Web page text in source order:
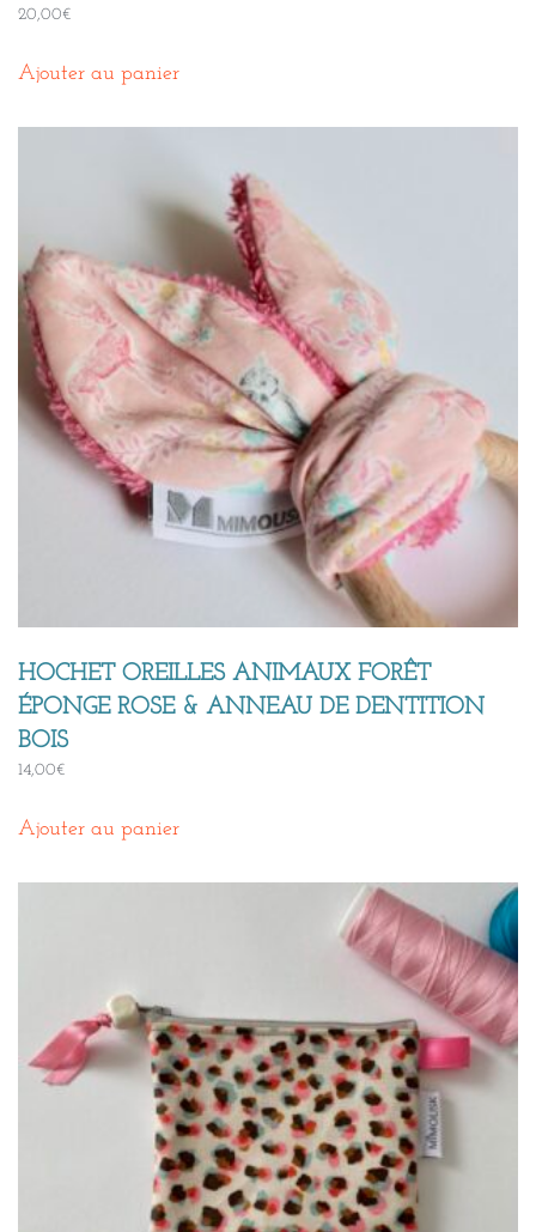
20,00€
Ajouter au panier
HOCHET OREILLES ANIMAUX FORÊT
ÉPONGE ROSE & ANNEAU DE DENTITION
BOIS
14,00€
Ajouter au panier